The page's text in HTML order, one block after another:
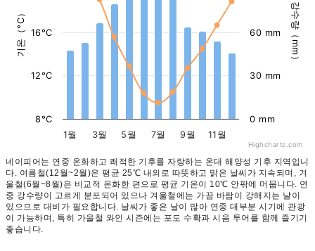
기온（°C） 강수량（mm）
1월 3월 5월 7월 9월 11월
8°C
12°C
16°C
0 mm
30 mm
60 mm
Highcharts.com
네이피어는 연중 온화하고 쾌적한 기후를 자랑하는 온대 해양성 기후 지역입니
다. 여름철(12월~2월)은 평균 25℃ 내외로 따뜻하고 맑은 날씨가 지속되며, 겨
울철(6월~8월)은 비교적 온화한 편으로 평균 기온이 10℃ 안팎에 머뭅니다. 연
중 강수량이 고르게 분포되어 있으나 겨울철에는 가끔 바람이 강해지는 날이
있으므로 대비가 필요합니다. 날씨가 좋은 날이 많아 연중 대부분 시기에 관광
이 가능하며, 특히 가을철 와인 시즌에는 포도 수확과 시음 투어를 함께 즐기기
좋습니다.